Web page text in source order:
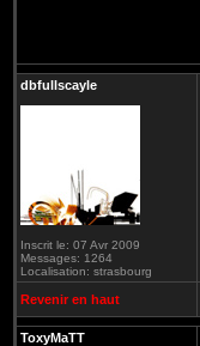
dbfullscayle
Inscrit le: 07 Avr 2009
Messages: 1264
Localisation: strasbourg
Revenir en haut
ToxyMaTT